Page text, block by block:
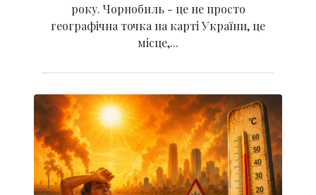
року. Чорнобиль - це не просто
географічна точка на карті України, це
місце,...